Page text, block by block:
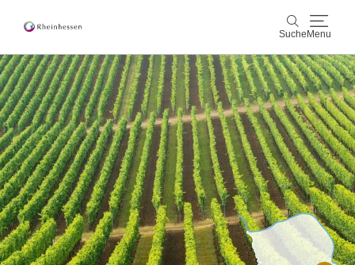
Suche Menu
Suche
Wein & Genuss
Aktiv & Natur
Kultur & Städte
Veranstaltungen
Buchung & Service